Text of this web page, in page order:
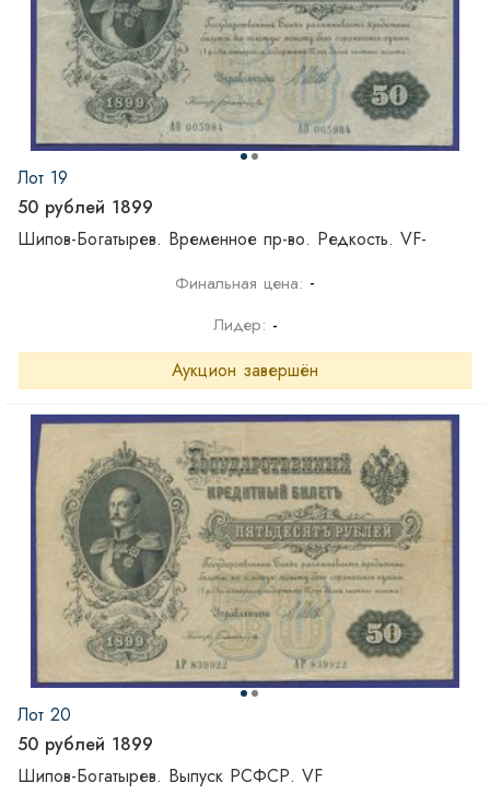
Лот 19
50 рублей 1899
Шипов-Богатырев. Временное пр-во. Редкость. VF-
Финальная цена: -
Лидер: -
Аукцион завершён
Лот 20
50 рублей 1899
Шипов-Богатырев. Выпуск РСФСР. VF